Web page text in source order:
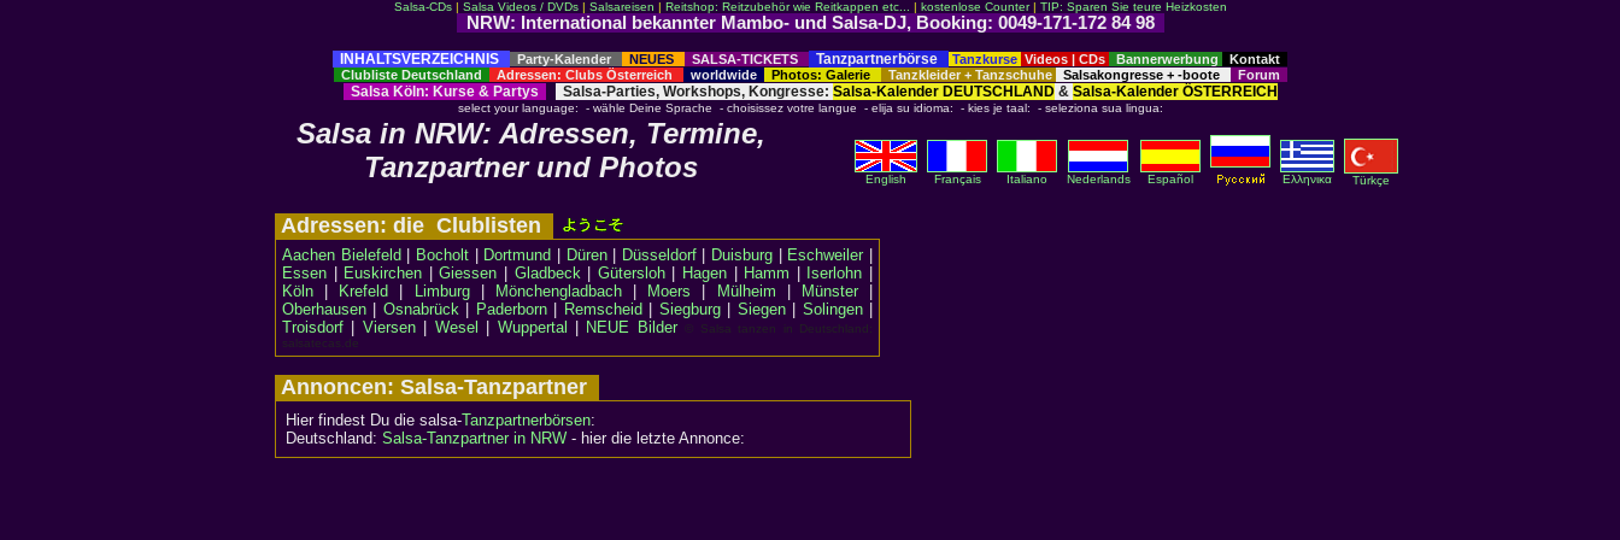
Salsa-CDs| Salsa Videos / DVDs| Salsareisen | Reitshop: Reitzubehör wie Reitkappen etc... | kostenlose Counter| TIP: Sparen Sie teure Heizkosten
NRW: International bekannter Mambo- und Salsa-DJ, Booking: 0049-171-172 84 98
INHALTSVERZEICHNIS Party-Kalender NEUES SALSA-TICKETS Tanzpartnerbörse Tanzkurse Videos | CDs Bannerwerbung
Kontakt
Clubliste Deutschland
Adressen: Clubs Österreich worldwide Photos: Galerie Tanzkleider + Tanzschuhe Salsakongresse + -boote Forum
Salsa Köln: Kurse& Partys Salsa-Parties, Workshops, Kongresse: Salsa-Kalender DEUTSCHLAND& Salsa-Kalender ÖSTERREICH
select your language: - wähle Deine Sprache - choisissez votre langue - elija su idioma: - kies je taal: - seleziona sua lingua:
Salsa in NRW: Adressen, Termine,
Tanzpartner und Photos
English Français Italiano Nederlands Español Eλληνικα Türkçe
Adressen: die Clublisten
Aachen Bielefeld Bocholt| Dortmund Düren| Düsseldorf| Duisburg Eschweiler|
Essen
Euskirchen |Giessen Gladbeck| Gütersloh| Hagen Hamm Iserlohn
Köln
Krefeld Limburg| Mönchengladbach| Moers Mülheim Münster|
Oberhausen
Osnabrück| Paderborn| Remscheid Siegburg| Siegen| Solingen|
Troisdorf
Viersen| Wesel Wuppertal NEUE Bilder
© Salsa tanzen in Deutschland:
salsatecas.de
Annoncen: Salsa-Tanzpartner
Hier findest Du die salsa-Tanzpartnerbörsen:
Deutschland: Salsa-Tanzpartner in NRW - hier die letzte Annonce: